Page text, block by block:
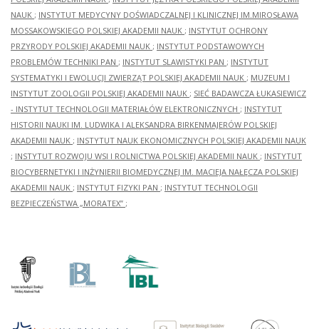
NAUK ; INSTYTUT MEDYCYNY DOŚWIADCZALNEJ I KLINICZNEJ IM.MIROSŁAWA
MOSSAKOWSKIEGO POLSKIEJ AKADEMII NAUK ; INSTYTUT OCHRONY
PRZYRODY POLSKIEJ AKADEMII NAUK ; INSTYTUT PODSTAWOWYCH
PROBLEMÓW TECHNIKI PAN ; INSTYTUT SLAWISTYKI PAN ; INSTYTUT
SYSTEMATYKI I EWOLUCJI ZWIERZĄT POLSKIEJ AKADEMII NAUK ; MUZEUM I
INSTYTUT ZOOLOGII POLSKIEJ AKADEMII NAUK ; SIEĆ BADAWCZA ŁUKASIEWICZ
- INSTYTUT TECHNOLOGII MATERIAŁÓW ELEKTRONICZNYCH ; INSTYTUT
HISTORII NAUKI IM. LUDWIKA I ALEKSANDRA BIRKENMAJERÓW POLSKIEJ
AKADEMII NAUK ; INSTYTUT NAUK EKONOMICZNYCH POLSKIEJ AKADEMII NAUK
; INSTYTUT ROZWOJU WSI I ROLNICTWA POLSKIEJ AKADEMII NAUK ; INSTYTUT
BIOCYBERNETYKI I INŻYNIERII BIOMEDYCZNEJ IM. MACIEJA NAŁĘCZA POLSKIEJ
AKADEMII NAUK ; INSTYTUT FIZYKI PAN ; INSTYTUT TECHNOLOGII
BEZPIECZEŃSTWA „MORATEX” ;